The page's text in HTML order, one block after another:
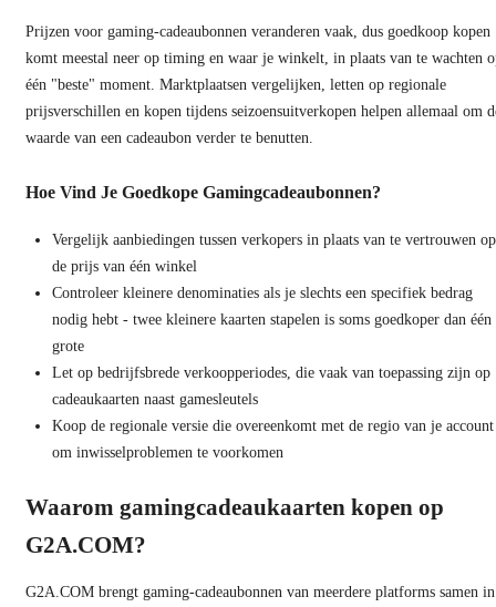
Prijzen voor gaming-cadeaubonnen veranderen vaak, dus goedkoop kopen
komt meestal neer op timing en waar je winkelt, in plaats van te wachten
één "beste" moment. Marktplaatsen vergelijken, letten op regionale
prijsverschillen en kopen tijdens seizoensuitverkopen helpen allemaal om
waarde van een cadeaubon verder te benutten.
Hoe Vind Je Goedkope Gamingcadeaubonnen?
Vergelijk aanbiedingen tussen verkopers in plaats van te vertrouwen op
de prijs van één winkel
Controleer kleinere denominaties als je slechts een specifiek bedrag
nodig hebt - twee kleinere kaarten stapelen is soms goedkoper dan één
grote
Let op bedrijfsbrede verkoopperiodes, die vaak van toepassing zijn op
cadeaukaarten naast gamesleutels
Koop de regionale versie die overeenkomt met de regio van je account
om inwisselproblemen te voorkomen
Waarom gamingcadeaukaarten kopen op
G2A.COM?
G2A.COM brengt gaming-cadeaubonnen van meerdere platforms samen in